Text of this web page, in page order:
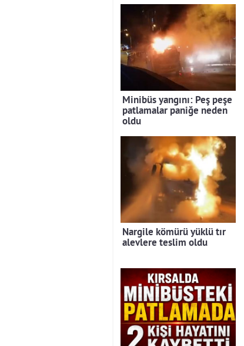
Minibüs yangını: Peş peşe
patlamalar paniğe neden
oldu
Nargile kömürü yüklü tır
alevlere teslim oldu